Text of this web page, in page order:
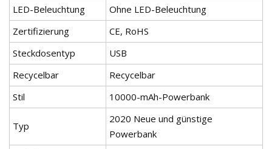
LED-Beleuchtung
Ohne LED-Beleuchtung
Zertifizierung
CE, RoHS
Steckdosentyp
USB
Recycelbar
Recycelbar
Stil
10000-mAh-Powerbank
Typ
2020 Neue und günstige
Powerbank